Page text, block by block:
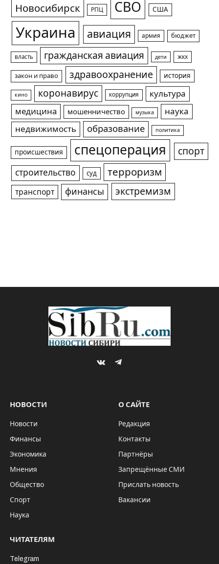
Новосибирск РПЦ СВО США
Украина авиация армия бюджет
власть гражданская авиация дети жкх
закон и право здравоохранение история
кино коронавирус коррупция
культура
медицина
мошенничество музыка
наука
недвижимость
образование политика
происшествия спецоперация спорт
строительство суд терроризм
транспорт финансы экстремизм
VKontakteTelegram
НОВОСТИ
Новости
Финансы
Экономика
Мнения
Общество
Спорт
Наука
О САЙТЕ
Редакция
Контакты
Партнёры
Запрещённые СМИ
Прислать новость
Вакансии
ЧИТАТЕЛЯМ
Telegram